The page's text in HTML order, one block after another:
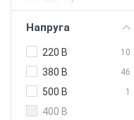
EU ABB 1
EU Alfen 1
Circontrol
Напруга
220 В 10
380 В 46
500 В 1
400 В